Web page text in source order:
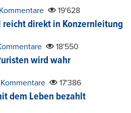
19'628
reicht direkt in Konzernleitung
18'550
wird wahr
Kommentare 17'386
dem Leben bezahlt